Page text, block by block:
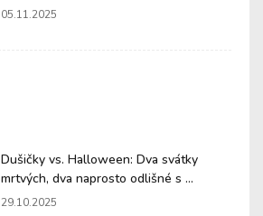
05.11.2025
Dušičky vs. Halloween: Dva svátky
mrtvých, dva naprosto odlišné s ...
29.10.2025